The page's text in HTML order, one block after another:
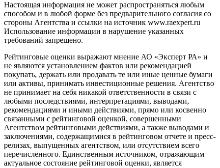
Настоящая информация не может распространяться любым
способом и в любой форме без предварительного согласия со
стороны Агентства и ссылки на источник www.raexpert.ru
Использование информации в нарушение указанных
требований запрещено.
Рейтинговые оценки выражают мнение АО «Эксперт РА» и
не являются установлением фактов или рекомендацией
покупать, держать или продавать те или иные ценные бумаги
или активы, принимать инвестиционные решения. Агентство
не принимает на себя никакой ответственности в связи с
любыми последствиями, интерпретациями, выводами,
рекомендациями и иными действиями, прямо или косвенно
связанными с рейтинговой оценкой, совершенными
Агентством рейтинговыми действиями, а также выводами и
заключениями, содержащимися в рейтинговом отчете и пресс-
релизах, выпущенных агентством, или отсутствием всего
перечисленного. Единственным источником, отражающим
актуальное состояние рейтинговой оценки, является